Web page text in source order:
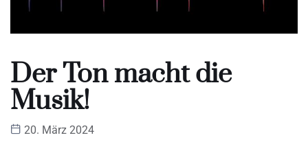
Der Ton macht die
Musik!
20. März 2024